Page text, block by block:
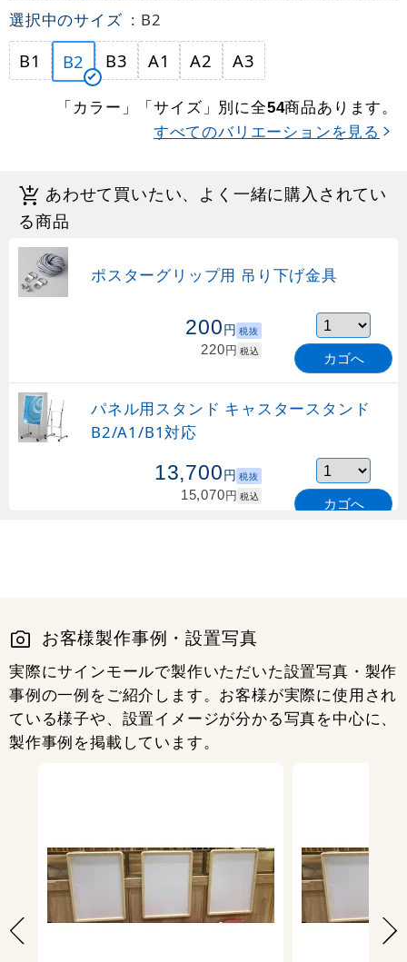
選択中のサイズ : B2
B1 B2 B3 A1 A2 A3
「カラー」「サイズ」別に全54商品あります。
すべてのバリエーションを見る
あわせて買いたい、よく一緒に購入されてい
る商品
ポスターグリップ用 吊り下げ金具
200円 税抜
220円 税込 カゴへ
パネル用スタンド キャスタースタンド
B2/A1/B1対応
13,700円 税抜
15,070円 税込 カゴへ
12,760円 税込
8月9日迄
お客様製作事例・設置写真
実際にサインモールで製作いただいた設置写真・製作
事例の一例をご紹介します。お客様が実際に使用され
ている様子や、設置イメージが分かる写真を中心に、
製作事例を掲載しています。